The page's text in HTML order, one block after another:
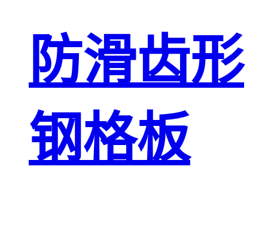
防滑齿形
钢格板